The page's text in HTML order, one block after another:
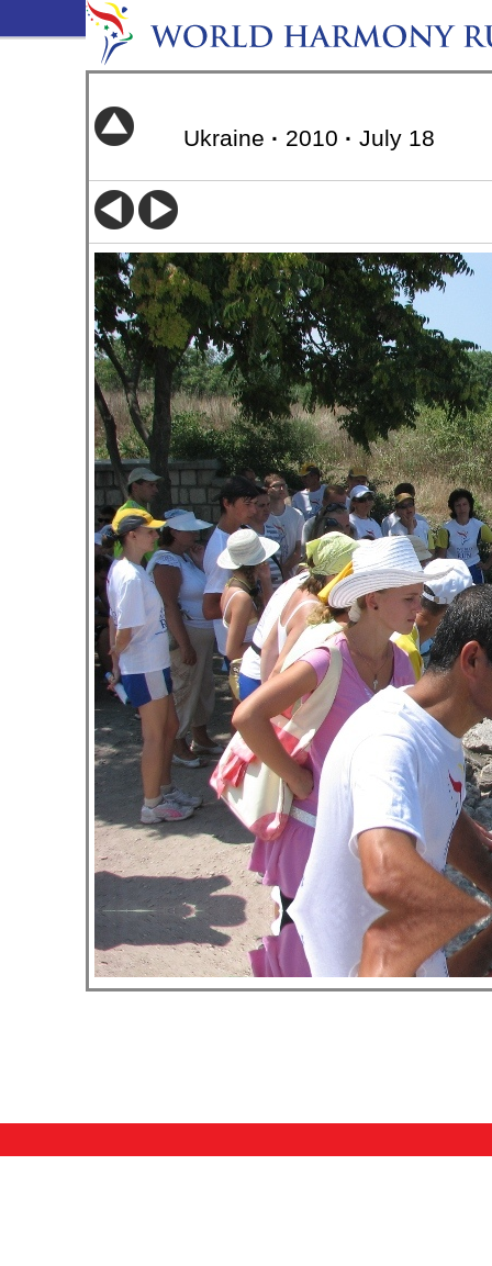
Ukraine · 2010 · July 18